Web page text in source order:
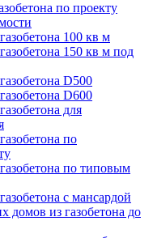
по проекту
100 кв м
150 кв м под
D500
D600
для
по
по типовым
с мансардой
домов из газобетона до